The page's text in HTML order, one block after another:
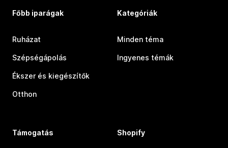
Főbb iparágak
Ruházat
Szépségápolás
Ékszer és kiegészítők
Otthon
Kategóriák
Minden téma
Ingyenes témák
Támogatás Shopify